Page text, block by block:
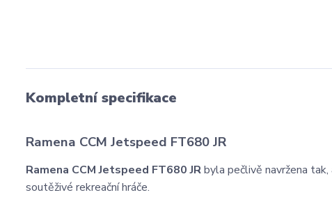
Kompletní specifikace
Ramena CCM Jetspeed FT680 JR
Ramena CCM Jetspeed FT680 JRbyla pečlivě navržena
soutěživé rekreační hráče.